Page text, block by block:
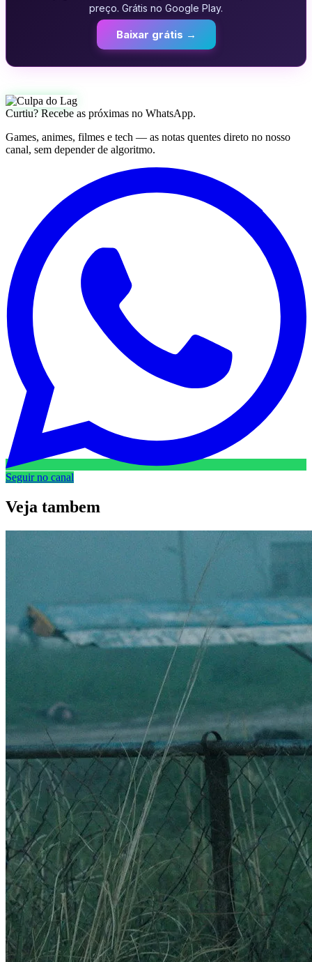
preço. Grátis no Google Play.
Baixar grátis →
Curtiu? Recebe as próximas no WhatsApp.
Games, animes, filmes e tech — as notas quentes direto no nosso
canal, sem depender de algoritmo.
Seguir no canal
Veja tambem